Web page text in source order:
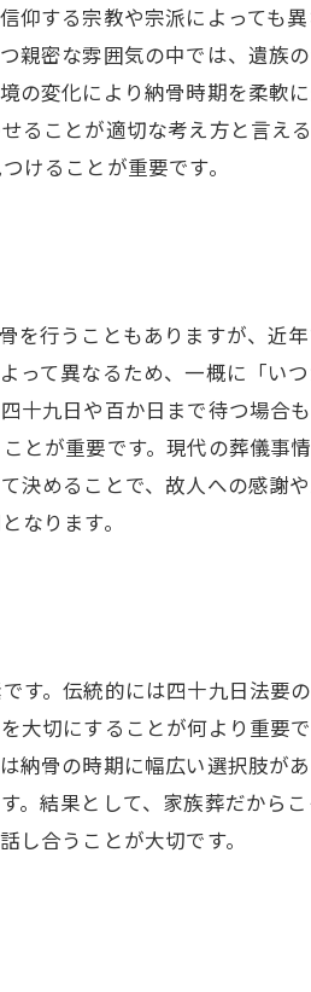
仰する宗教や宗派によっても
親密な雰囲気の中では、遺族
の変化により納骨時期を柔軟
ることが適切な考え方と言え
けることが重要です。
を行うこともありますが、近
って異なるため、一概に「い
九日や百か日まで待つ場合も
とが重要です。現代の葬儀事
決めることで、故人への感謝
なります。
す。伝統的には四十九日法要
大切にすることが何より重要
骨の時期に幅広い選択肢があ
。結果として、家族葬だから
合うことが大切です。